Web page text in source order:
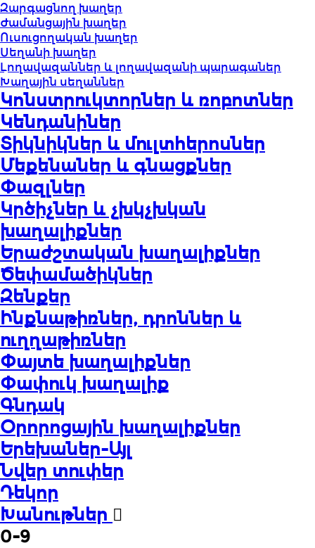
Զարգացնող խաղեր
Ժամանցային խաղեր
Ուսուցողական խաղեր
Սեղանի խաղեր
Լողավազաններ և լողավազանի պարագաներ
Խաղային սեղաններ
Կոնստրուկտորներ և ռոբոտներ
Կենդանիներ
Տիկնիկներ և մուլտհերոսներ
Մեքենաներ և գնացքներ
Փազլներ
Կրծիչներ և չխկչխկան
խաղալիքներ
Երաժշտական խաղալիքներ
Ծեփամածիկներ
Զենքեր
Ինքնաթիռներ, դրոններ և
ուղղաթիռներ
Փայտե խաղալիքներ
Փափուկ խաղալիք
Գնդակ
Օրորոցային խաղալիքներ
Երեխաներ-Այլ
Նվեր տուփեր
Դեկոր
Խանութներ
0-9